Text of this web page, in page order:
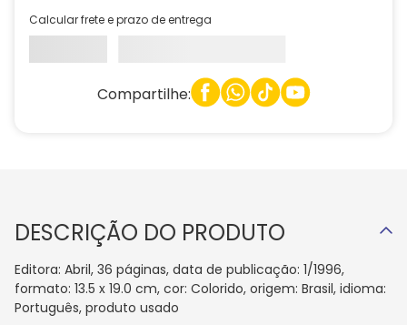
Calcular frete e prazo de entrega
Compartilhe:
DESCRIÇÃO DO PRODUTO
Editora: Abril, 36 páginas, data de publicação: 1/1996,
formato: 13.5 x 19.0 cm, cor: Colorido, origem: Brasil, idioma:
Português, produto usado